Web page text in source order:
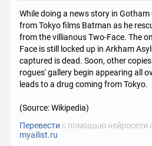
While doing a news story in
from Tokyo films Batman as he
from the villianous Two-Face. The
Face is still locked up in Arkham
captured is dead. Soon, other
rogues' gallery begin appearing all
leads to a drug coming from Tokyo.
(Source: Wikipedia)
Перевести с помощью нейросети
myailist.ru